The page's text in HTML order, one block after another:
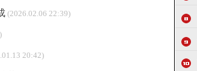
(2026.02.06 22:39)
20:42)